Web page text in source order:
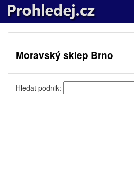
Moravský sklep Brno
Hledat podnik: